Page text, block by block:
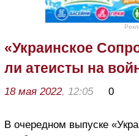
«Украинское
ли атеисты на
18 мая 2022, 12:05 0
В очередном выпуске